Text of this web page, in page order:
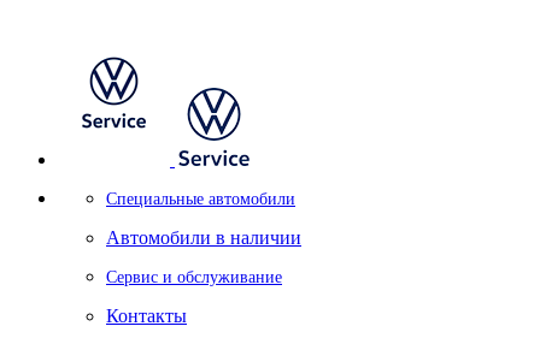
Специальные автомобили
Автомобили в наличии
Сервис и обслуживание
Контакты